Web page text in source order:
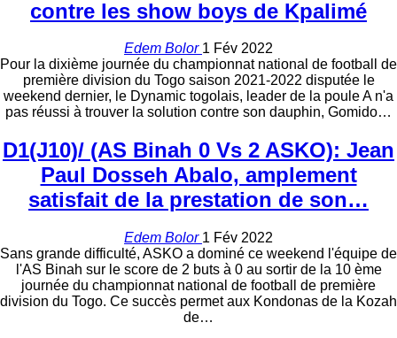
contre les show boys de Kpalimé
Edem Bolor 1 Fév 2022
Pour la dixième journée du championnat national de football de
première division du Togo saison 2021-2022 disputée le
weekend dernier, le Dynamic togolais, leader de la poule A n'a
pas réussi à trouver la solution contre son dauphin, Gomido…
D1(J10)/ (AS Binah 0 Vs 2 ASKO): Jean
Paul Dosseh Abalo, amplement
satisfait de la prestation de son…
Edem Bolor 1 Fév 2022
Sans grande difficulté, ASKO a dominé ce weekend l'équipe de
l'AS Binah sur le score de 2 buts à 0 au sortir de la 10 ème
journée du championnat national de football de première
division du Togo. Ce succès permet aux Kondonas de la Kozah
de…